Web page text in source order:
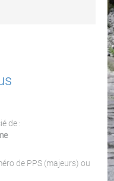
de :
de PPS (majeurs) ou